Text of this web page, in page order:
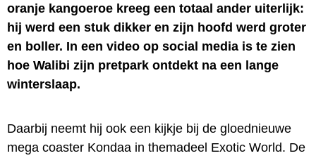
oranje kangoeroe kreeg een totaal ander uiterlijk:
hij werd een stuk dikker en zijn hoofd werd groter
en boller. In een video op social media is te zien
hoe Walibi zijn pretpark ontdekt na een lange
winterslaap.
Daarbij neemt hij ook een kijkje bij de gloednieuwe
mega coaster Kondaa in themadeel Exotic World. De